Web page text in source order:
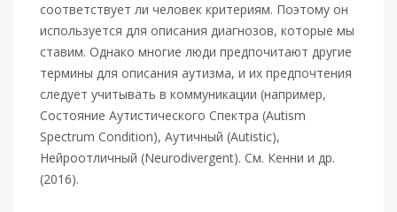
соответствует ли человек критериям. Поэтому он
используется для описания диагнозов, которые мы
ставим. Однако многие люди предпочитают другие
термины для описания аутизма, и их предпочтения
следует учитывать в коммуникации (например,
Состояние Аутистического Спектра (Autism
Spectrum Condition), Аутичный (Autistic),
Нейроотличный (Neurodivergent). См. Кенни и др.
(2016).